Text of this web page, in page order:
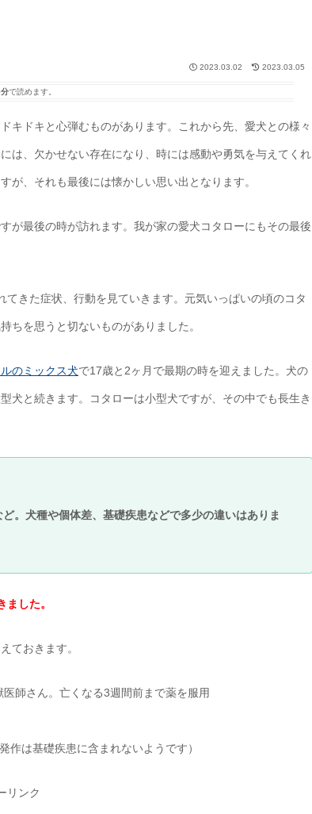
2023.03.02 2023.03.05
で読めます。
キドキと心弾むものがあります。これから先、愛犬との様々
は、欠かせない存在になり、時には感動や勇気を与えてくれ
が、それも最後には懐かしい思い出となります。
が最後の時が訪れます。我が家の愛犬コタローにもその最後
きた症状、行動を見ていきます。元気いっぱいの頃のコタ
ちを思うと切ないものがありました。
のミックス犬で17歳と2ヶ月で最期の時を迎えました。犬の
犬と続きます。コタローは小型犬ですが、その中でも長生き
。犬種や個体差、基礎疾患などで多少の違いはありま
した。
ておきます。
師さん。亡くなる3週間前まで薬を服用
作は基礎疾患に含まれないようです）
リンク